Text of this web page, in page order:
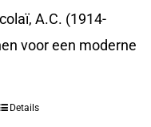
A.C. (1914-
voor een moderne
Details